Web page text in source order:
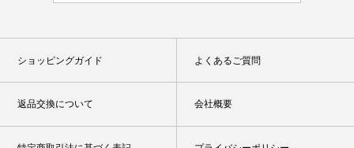
ショッピングガイド よくあるご質問
返品交換について 会社概要